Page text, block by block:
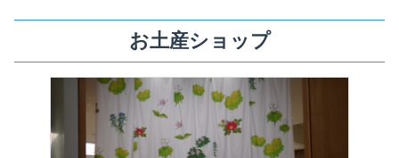
お土産ショップ